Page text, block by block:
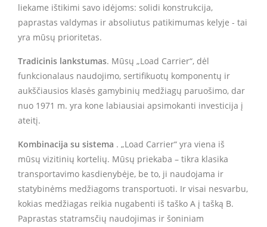
liekame ištikimi savo idėjoms: solidi konstrukcija,
paprastas valdymas ir absoliutus patikimumas kelyje - tai
yra mūsų prioritetas.
Tradicinis lankstumas. Mūsų „Load Carrier“, dėl
funkcionalaus naudojimo, sertifikuotų komponentų ir
aukščiausios klasės gamybinių medžiagų paruošimo, dar
nuo 1971 m. yra kone labiausiai apsimokanti investicija į
ateitį.
Kombinacija su sistema . „Load Carrier“ yra viena iš
mūsų vizitinių kortelių. Mūsų priekaba – tikra klasika
transportavimo kasdienybėje, be to, ji naudojama ir
statybinėms medžiagoms transportuoti. Ir visai nesvarbu,
kokias medžiagas reikia nugabenti iš taško A į tašką B.
Paprastas statramsčių naudojimas ir šoniniam